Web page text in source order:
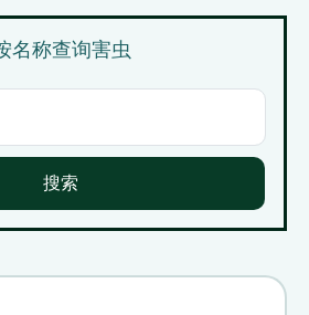
名称查询害虫
搜索